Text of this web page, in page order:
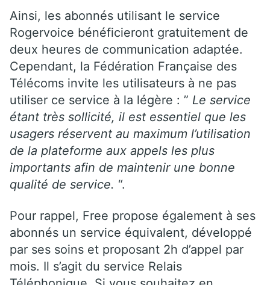
Ainsi, les abonnés utilisant le service
Rogervoice bénéficieront gratuitement de
deux heures de communication adaptée.
Cependant, la Fédération Française des
Télécoms invite les utilisateurs à ne pas
utiliser ce service à la légère : ” Le service
étant très sollicité, il est essentiel que les
usagers réservent au maximum l’utilisation
de la plateforme aux appels les plus
importants afin de maintenir une bonne
qualité de service. “.
Pour rappel, Free propose également à ses
abonnés un service équivalent, développé
par ses soins et proposant 2h d’appel par
mois. Il s’agit du service Relais